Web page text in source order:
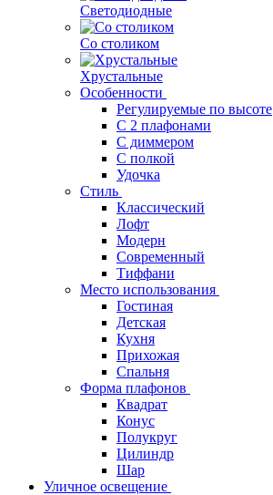
Светодиодные
Со столиком
Хрустальные
Особенности
Регулируемые по высоте
С 2 плафонами
С диммером
С полкой
Удочка
Стиль
Классический
Лофт
Модерн
Современный
Тиффани
Место использования
Гостиная
Детская
Кухня
Прихожая
Спальня
Форма плафонов
Квадрат
Конус
Полукруг
Цилиндр
Шар
Уличное освещение